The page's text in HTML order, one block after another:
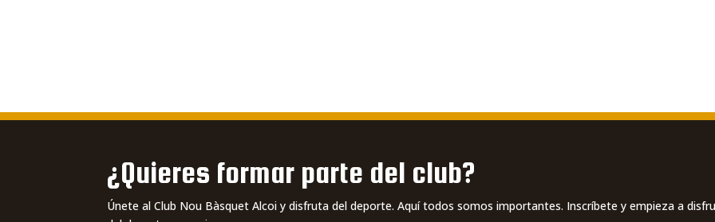
¿Quieres formar parte del club?
Únete al Club Nou Bàsquet Alcoi y disfruta del deporte. Aquí todos somos importantes. Inscríbete y empieza a